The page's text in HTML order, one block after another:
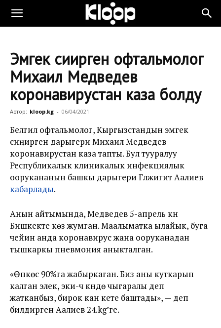
Эмгек сиңирген офтальмолог
Михаил Медведев
коронавирустан каза болду
Автор: kloop.kg - 06/04/2021
Белгилүү офтальмолог, Кыргызстандын эмгек
сиңирген дарыгери Михаил Медведев
коронавирустан каза тапты. Бул тууралуу
Республикалык клиникалык инфекциялык
оорукананын башкы дарыгери Гүлжигит Аалиев
кабарлады.
Анын айтымында, Медведев 5-апрель күнү
Бишкекте көз жумган. Маалыматка ылайык, буга
чейин анда коронавирус жана ооруканадан
тышкаркы пневмония аныкталган.
«Өпкөсү 90%га жабыркаган. Биз аны куткарып
калган элек, эки-үч күндө чыгаралы деп
жатканбыз, бирок кан кете баштады», — деп
билдирген Аалиев 24.kg’ге.